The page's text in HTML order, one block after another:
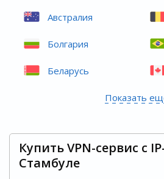
Австралия
Болгария
Беларусь
Показать
Купить VPN-сервис с
Стамбуле